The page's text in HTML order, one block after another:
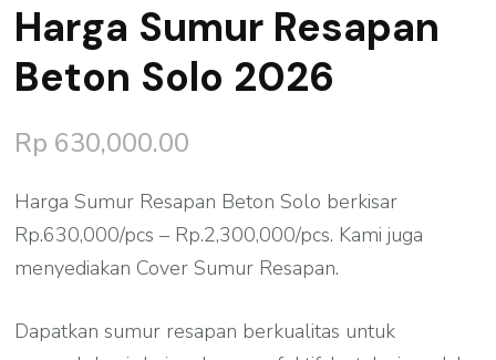
Harga Sumur Resapan
Beton Solo 2026
Rp 630,000.00
Harga Sumur Resapan Beton Solo berkisar
Rp.630,000/pcs – Rp.2,300,000/pcs. Kami juga
menyediakan Cover Sumur Resapan.
Dapatkan sumur resapan berkualitas untuk